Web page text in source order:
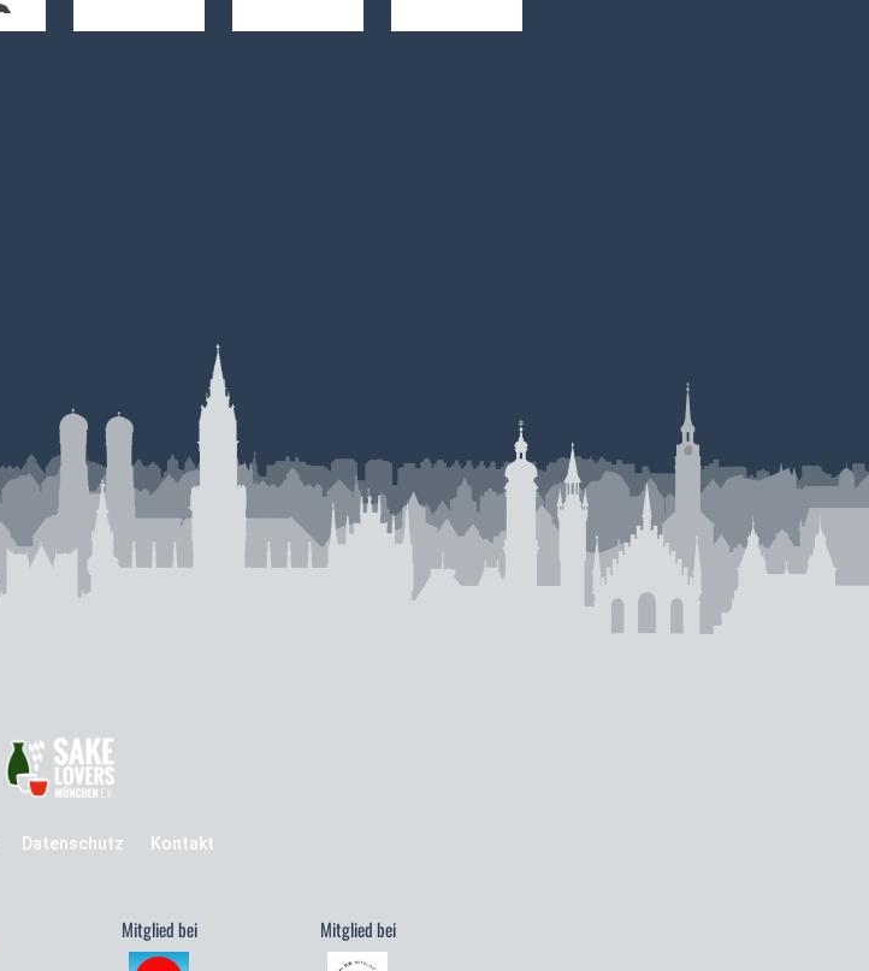
Datenschutz Kontakt
Mitglied bei Mitglied bei